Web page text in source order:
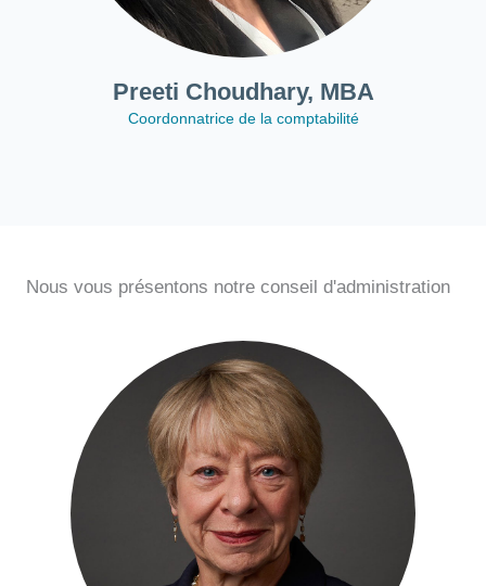
Preeti Choudhary, MBA
Coordonnatrice de la comptabilité
Nous vous présentons notre conseil d'administration